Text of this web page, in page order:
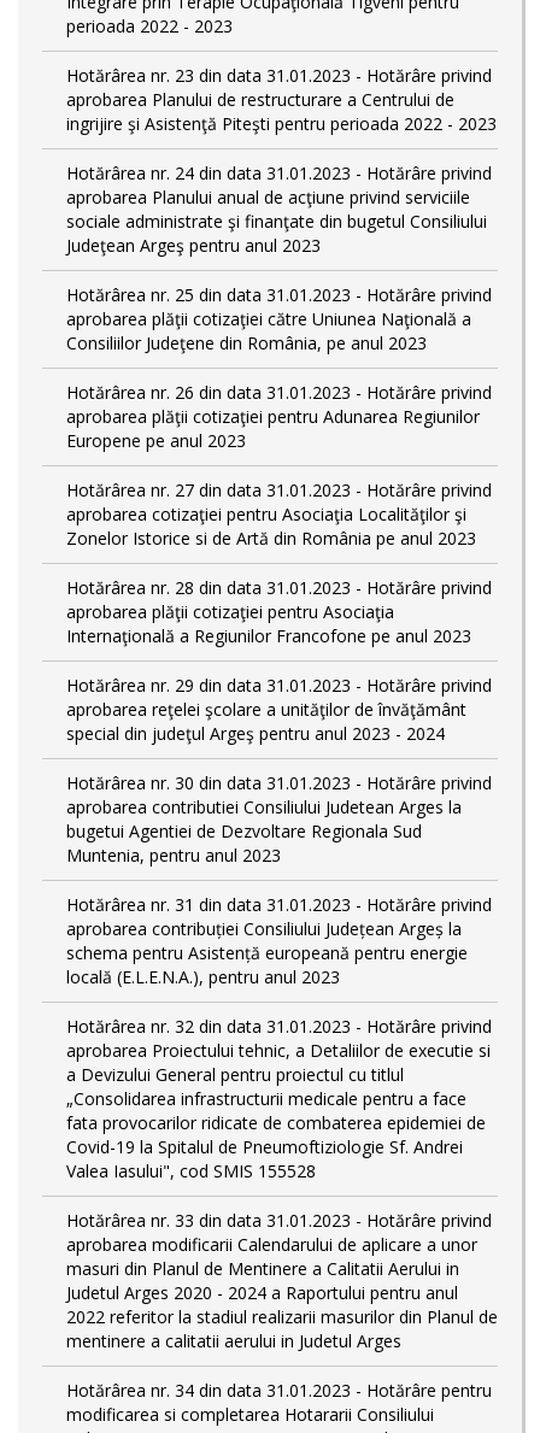
perioada 2022 - 2023
Hotărârea nr. 23 din data 31.01.2023 - Hotărâre privind
aprobarea Planului de restructurare a Centrului de
ingrijire şi Asistenţă Piteşti pentru perioada 2022 - 2023
Hotărârea nr. 24 din data 31.01.2023 - Hotărâre privind
aprobarea Planului anual de acţiune privind serviciile
sociale administrate şi finanţate din bugetul Consiliului
Judeţean Argeş pentru anul 2023
Hotărârea nr. 25 din data 31.01.2023 - Hotărâre privind
aprobarea plăţii cotizaţiei către Uniunea Naţională a
Consiliilor Judeţene din România, pe anul 2023
Hotărârea nr. 26 din data 31.01.2023 - Hotărâre privind
aprobarea plăţii cotizaţiei pentru Adunarea Regiunilor
Europene pe anul 2023
Hotărârea nr. 27 din data 31.01.2023 - Hotărâre privind
aprobarea cotizaţiei pentru Asociaţia Localităţilor şi
Zonelor Istorice si de Artă din România pe anul 2023
Hotărârea nr. 28 din data 31.01.2023 - Hotărâre privind
aprobarea plăţii cotizaţiei pentru Asociaţia
Internaţională a Regiunilor Francofone pe anul 2023
Hotărârea nr. 29 din data 31.01.2023 - Hotărâre privind
aprobarea reţelei şcolare a unităţilor de învăţământ
special din judeţul Argeş pentru anul 2023 - 2024
Hotărârea nr. 30 din data 31.01.2023 - Hotărâre privind
aprobarea contributiei Consiliului Judetean Arges la
bugetui Agentiei de Dezvoltare Regionala Sud
Muntenia, pentru anul 2023
Hotărârea nr. 31 din data 31.01.2023 - Hotărâre privind
aprobarea contribuției Consiliului Județean Argeș la
schema pentru Asistență europeană pentru energie
locală (E.L.E.N.A.), pentru anul 2023
Hotărârea nr. 32 din data 31.01.2023 - Hotărâre privind
aprobarea Proiectului tehnic, a Detaliilor de executie si
a Devizului General pentru proiectul cu titlul
„Consolidarea infrastructurii medicale pentru a face
fata provocarilor ridicate de combaterea epidemiei de
Covid-19 la Spitalul de Pneumoftiziologie Sf. Andrei
Valea Iasului", cod SMIS 155528
Hotărârea nr. 33 din data 31.01.2023 - Hotărâre privind
aprobarea modificarii Calendarului de aplicare a unor
masuri din Planul de Mentinere a Calitatii Aerului in
Judetul Arges 2020 - 2024 a Raportului pentru anul
2022 referitor la stadiul realizarii masurilor din Planul de
mentinere a calitatii aerului in Judetul Arges
Hotărârea nr. 34 din data 31.01.2023 - Hotărâre pentru
modificarea si completarea Hotararii Consiliului